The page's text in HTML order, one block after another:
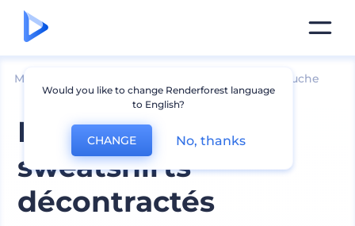
Mockups Mockup de sweat à capuche
Mockups de
sweatshirts
décontractés
Would you like to change Renderforest language
to English?
CHANGE No, thanks